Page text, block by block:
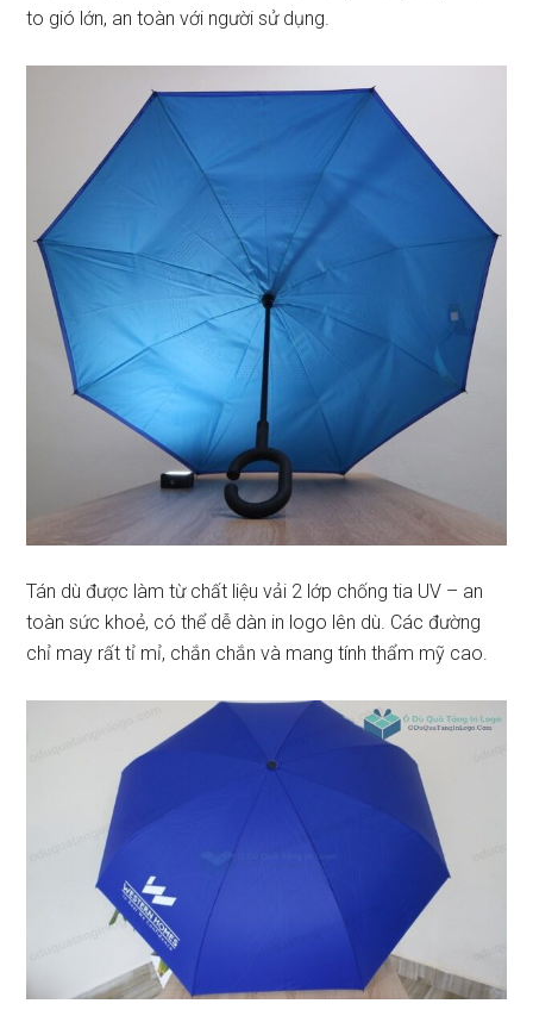
to gió lớn, an toàn với người sử dụng.
Tán dù được làm từ chất liệu vải 2 lớp chống tia UV – an
toàn sức khoẻ, có thể dễ dàn in logo lên dù. Các đường
chỉ may rất tỉ mỉ, chắn chắn và mang tính thẩm mỹ cao.